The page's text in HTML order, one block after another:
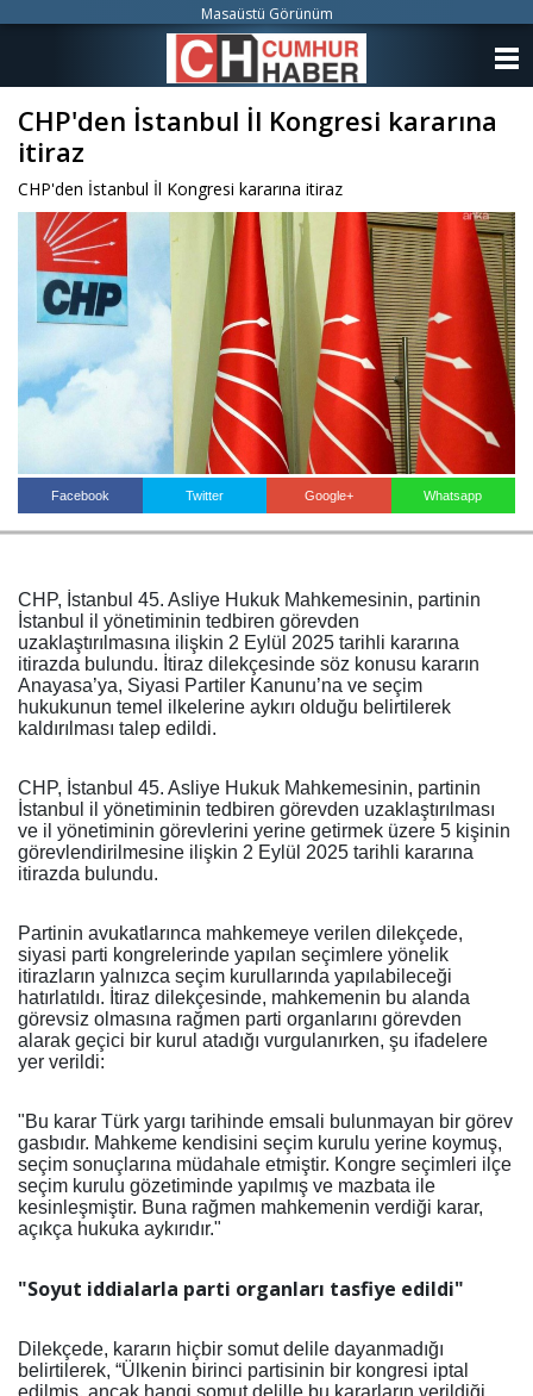
CHP'den İstanbul İl Kongresi kararına
itiraz
CHP'den İstanbul İl Kongresi kararına itiraz
Facebook Twitter Google+ Whatsapp
CHP, İstanbul 45. Asliye Hukuk Mahkemesinin, partinin
İstanbul il yönetiminin tedbiren görevden
uzaklaştırılmasına ilişkin 2 Eylül 2025 tarihli kararına
itirazda bulundu. İtiraz dilekçesinde söz konusu kararın
Anayasa’ya, Siyasi Partiler Kanunu’na ve seçim
hukukunun temel ilkelerine aykırı olduğu belirtilerek
kaldırılması talep edildi.
CHP, İstanbul 45. Asliye Hukuk Mahkemesinin, partinin
İstanbul il yönetiminin tedbiren görevden uzaklaştırılması
ve il yönetiminin görevlerini yerine getirmek üzere 5 kişinin
görevlendirilmesine ilişkin 2 Eylül 2025 tarihli kararına
itirazda bulundu.
Partinin avukatlarınca mahkemeye verilen dilekçede,
siyasi parti kongrelerinde yapılan seçimlere yönelik
itirazların yalnızca seçim kurullarında yapılabileceği
hatırlatıldı. İtiraz dilekçesinde, mahkemenin bu alanda
görevsiz olmasına rağmen parti organlarını görevden
alarak geçici bir kurul atadığı vurgulanırken, şu ifadelere
yer verildi:
"Bu karar Türk yargı tarihinde emsali bulunmayan bir görev
gasbıdır. Mahkeme kendisini seçim kurulu yerine koymuş,
seçim sonuçlarına müdahale etmiştir. Kongre seçimleri ilçe
seçim kurulu gözetiminde yapılmış ve mazbata ile
kesinleşmiştir. Buna rağmen mahkemenin verdiği karar,
açıkça hukuka aykırıdır."
"Soyut iddialarla parti organları tasfiye edildi"
Dilekçede, kararın hiçbir somut delile dayanmadığı
belirtilerek, “Ülkenin birinci partisinin bir kongresi iptal
edilmiş, ancak hangi somut delille bu kararların verildiği
Masaüstü Görünüm
KATEGORİLER
ANKETLER
FOTO GALERİ
VİDEO GALERİ
KÜNYE
İLETİŞİM